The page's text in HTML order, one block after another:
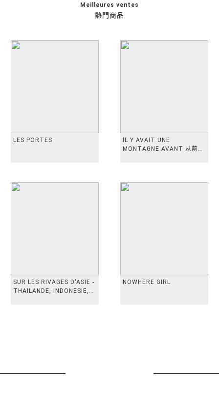
熱門商品
Meilleures ventes
LES PORTES
IL Y AVAIT UNE
MONTAGNE AVANT 从前有
SUR LES RIVAGES D'ASIE -
THAILANDE, INDONESIE,
NOWHERE GIRL